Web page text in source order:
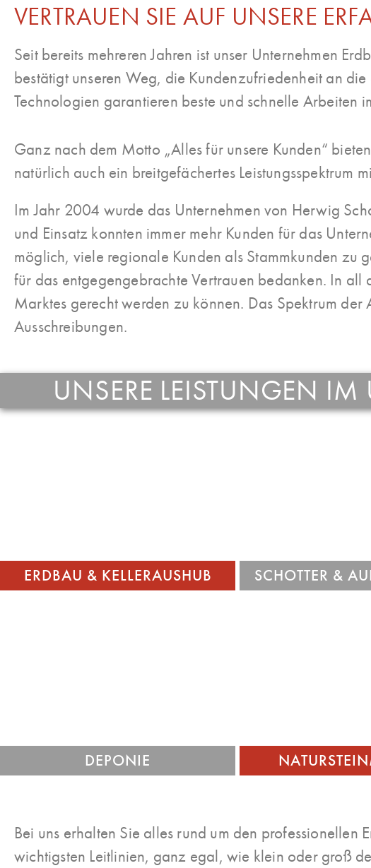
VERTRAUEN SIE AUF UNSERE
Seit bereits mehreren Jahren ist unser Unternehmen
bestätigt unseren Weg, die Kundenzufriedenheit an
Technologien garantieren beste und schnelle Arbeiten
Ganz nach dem Motto „Alles für unsere Kunden“
natürlich auch ein breitgefächertes Leistungsspektrum
Im Jahr 2004 wurde das Unternehmen von Herwig
und Einsatz konnten immer mehr Kunden für das
möglich, viele regionale Kunden als Stammkunden zu
für das entgegengebrachte Vertrauen bedanken. In
Marktes gerecht werden zu können. Das Spektrum
Ausschreibungen.
UNSERE LEISTUNGEN IM
ERDBAU & KELLERAUSHUB SCHOTTER &
DEPONIE
Bei uns erhalten Sie alles rund um den
wichtigsten Leitlinien, ganz egal, wie klein oder groß